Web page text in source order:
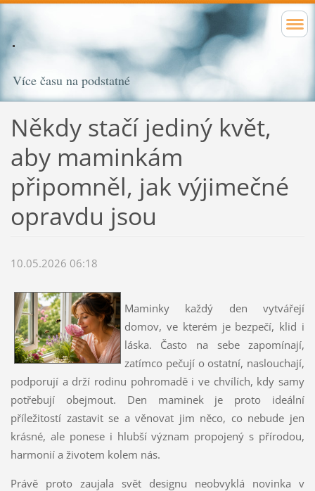
Více času na podstatné
Někdy stačí jediný květ,
aby maminkám
připomněl, jak výjimečné
opravdu jsou
10.05.2026 06:18
Maminky každý den vytvářejí
domov, ve kterém je bezpečí, klid i
láska. Často na sebe zapomínají,
zatímco pečují o ostatní, naslouchají,
podporují a drží rodinu pohromadě i ve chvílích, kdy samy
potřebují obejmout. Den maminek je proto ideální
příležitostí zastavit se a věnovat jim něco, co nebude jen
krásné, ale ponese i hlubší význam propojený s přírodou,
harmonií a životem kolem nás.
Právě proto zaujala svět designu neobvyklá novinka v